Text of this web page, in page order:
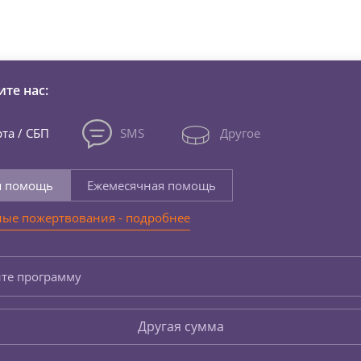
нас:
/ СБП SMS Другое
помощь
Ежемесячная помощь
пожертвования - подробнее
программу
Другая сумма